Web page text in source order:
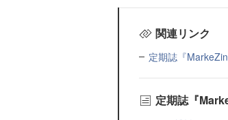
関連リンク
定期誌『
定期誌『